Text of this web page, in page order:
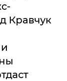
Кравчук